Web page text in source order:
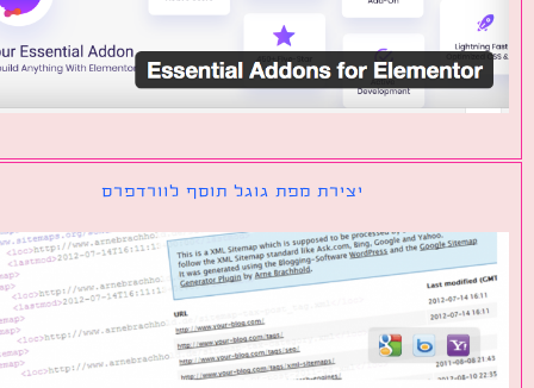
יצירת מפת גוגל תוסף לוורדפרס